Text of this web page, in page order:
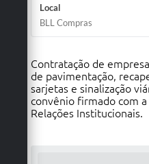
Local
BLL Compras
Contratação de
de pavimentação,
sarjetas e sinalização
convênio firmado com
Relações Institucionais.